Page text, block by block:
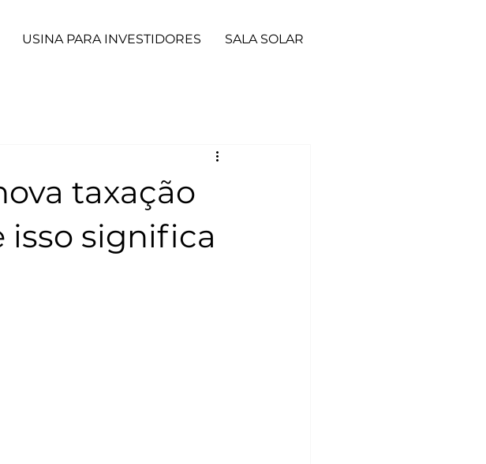
USINA PARA INVESTIDORES SALA SOLAR
taxação
isso significa